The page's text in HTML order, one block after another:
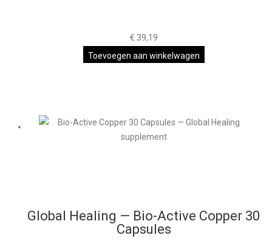
€ 39,19
Toevoegen aan winkelwagen
Global Healing — Bio-Active Copper 30
Capsules